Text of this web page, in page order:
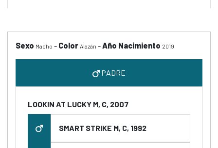
Sexo Macho - Color Alazán -Año Nacimiento 2019
PADRE
LOOKIN AT LUCKY M, C, 2007
SMART STRIKE M, C, 1992